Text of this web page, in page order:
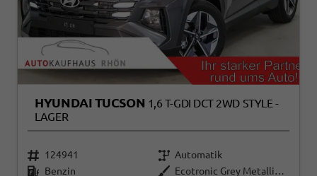
HYUNDAI TUCSON 1,6 T-GDI DCT 2WD STYLE -
LAGER
124941
Automatik
Benzin
Ecotronic Grey Metallic ()